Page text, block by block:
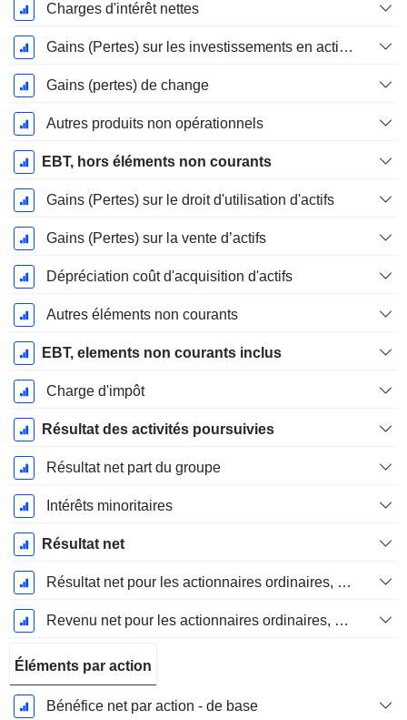
Charges d'intérêt nettes
Gains (Pertes) sur les investissements en actions
Gains (pertes) de change
Autres produits non opérationnels
EBT, hors éléments non courants
Gains (Pertes) sur le droit d'utilisation d'actifs
Gains (Pertes) sur la vente d’actifs
Dépréciation coût d'acquisition d'actifs
Autres éléments non courants
EBT, elements non courants inclus
Charge d'impôt
Résultat des activités poursuivies
Résultat net part du groupe
Intérêts minoritaires
Résultat net
Résultat net pour les actionnaires ordinaires, éléments exceptionnels inclus.
Revenu net pour les actionnaires ordinaires, hors éléments exceptionnelsRésultat net pour les actionnaires ordinaires, éléments exceptionnels exclus.
Éléments par action
Bénéfice net par action - de base